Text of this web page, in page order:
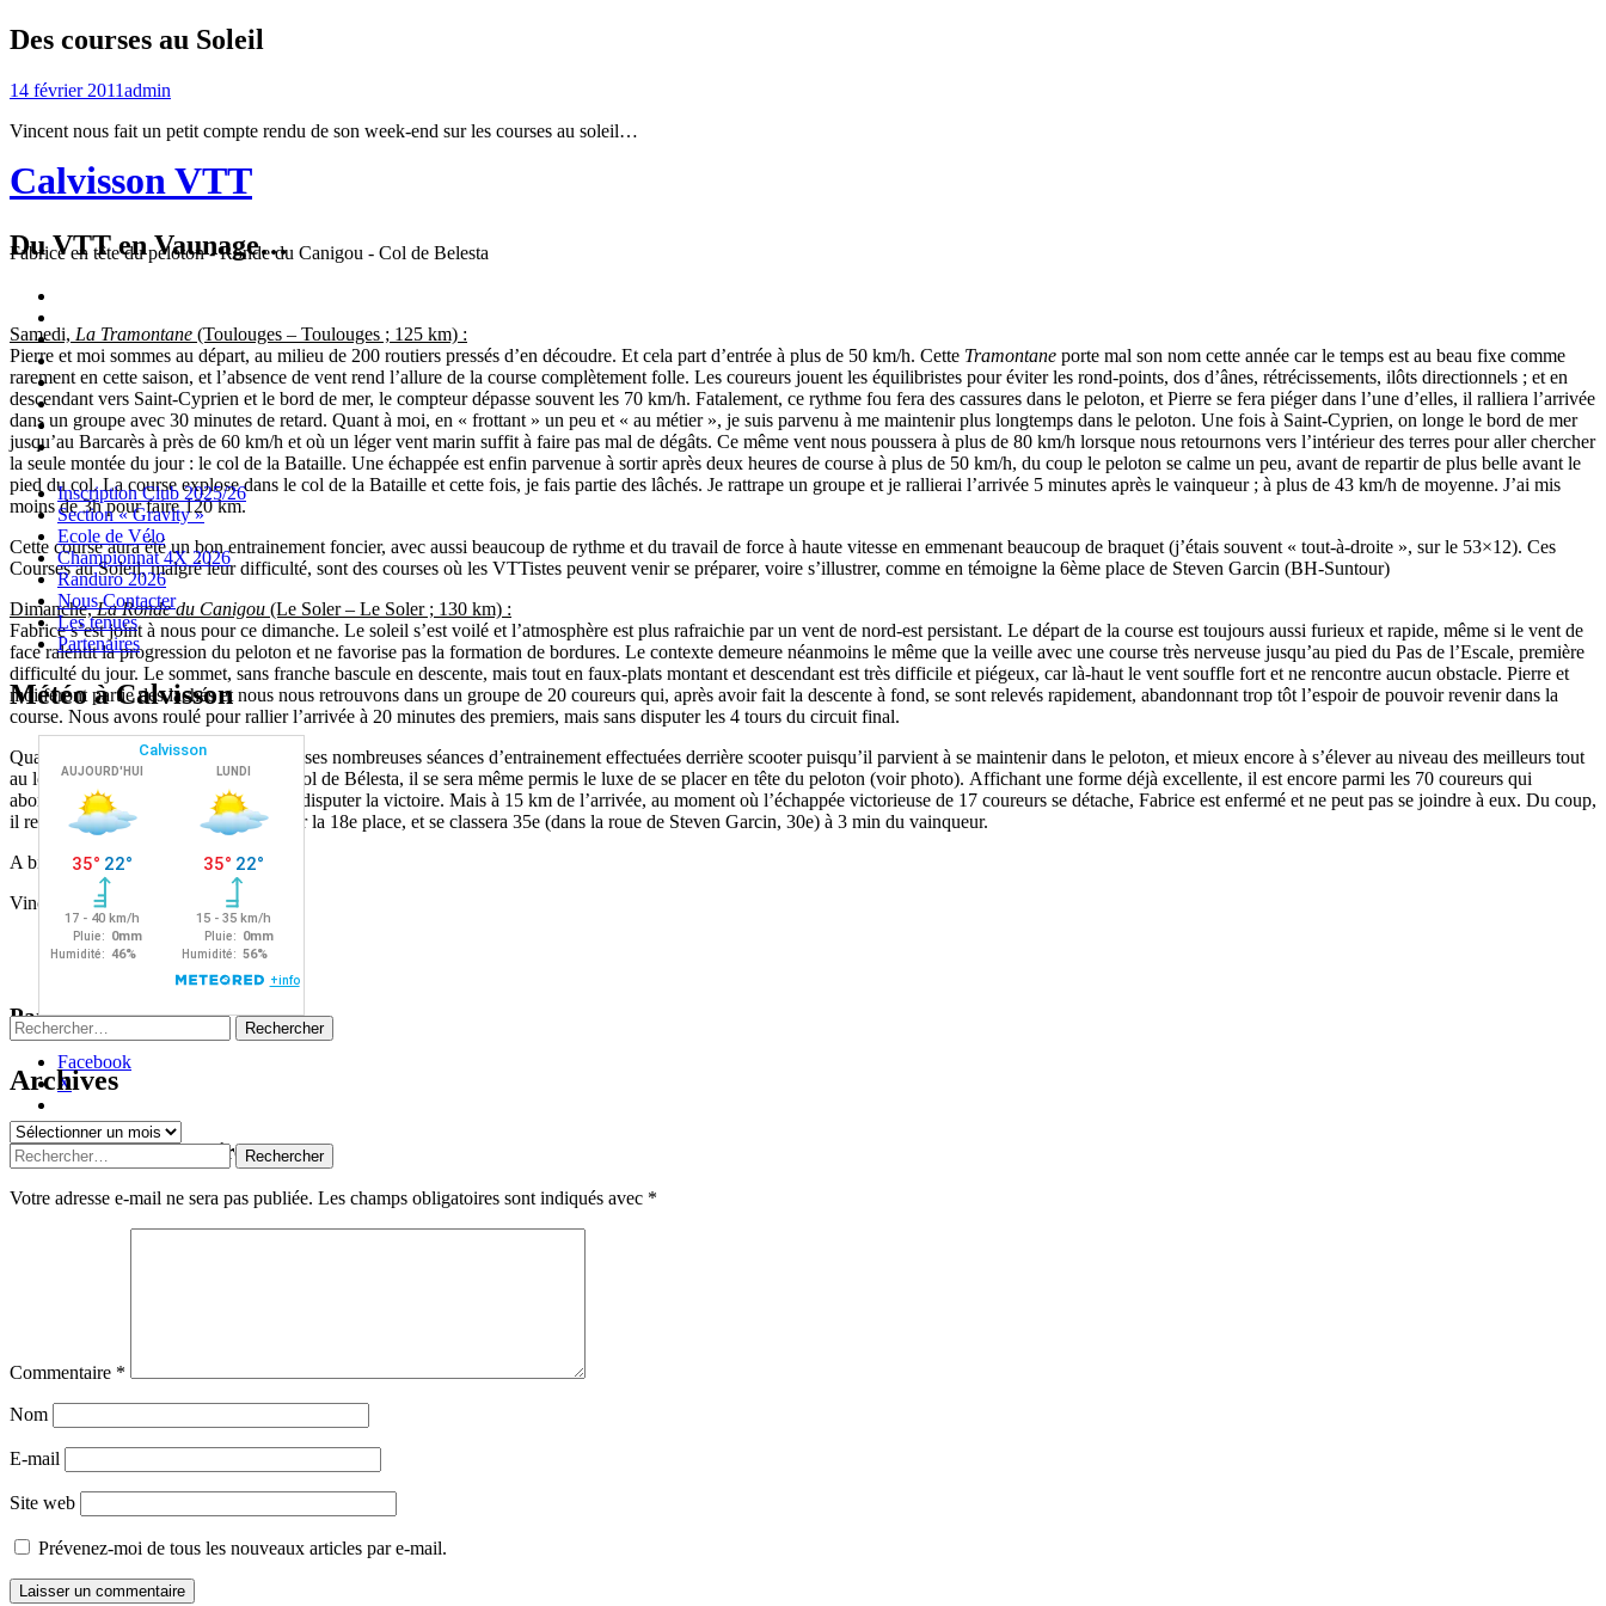
Calvisson VTT
Du VTT en Vaunage…
2025/26
« Gravity »
Ecole
de
Vélo
Championnat
4X
2026
Randuro
2026
Nous
Contacter
Les
tenues
Partenaires
Menu
Widgets
Recherche
Aller
au
contenu
Inscription Club 2025/26
Section « Gravity »
Ecole de Vélo
Championnat 4X 2026
Randuro 2026
Nous Contacter
Les tenues
Partenaires
Météo à Calvisson
Rechercher :
Archives
Archives
Rechercher :
Des courses au Soleil
14 février 2011admin
Vincent nous fait un petit compte rendu de son week-end sur les courses au soleil…
Fabrice en tête du peloton - Ronde du Canigou - Col de Belesta
Samedi, La Tramontane (Toulouges – Toulouges ; 125 km) :
Pierre et moi sommes au départ, au milieu de 200 routiers pressés d’en découdre. Et cela part d’entrée à plus de 50 km/h. Cette Tramontane porte mal son nom cette année car le temps est au beau fixe comme
rarement en cette saison, et l’absence de vent rend l’allure de la course complètement folle. Les coureurs jouent les équilibristes pour éviter les rond-points, dos d’ânes, rétrécissements, ilôts directionnels ; et en
descendant vers Saint-Cyprien et le bord de mer, le compteur dépasse souvent les 70 km/h. Fatalement, ce rythme fou fera des cassures dans le peloton, et Pierre se fera piéger dans l’une d’elles, il ralliera l’arrivée
dans un groupe avec 30 minutes de retard. Quant à moi, en « frottant » un peu et « au métier », je suis parvenu à me maintenir plus longtemps dans le peloton. Une fois à Saint-Cyprien, on longe le bord de mer
jusqu’au Barcarès à près de 60 km/h et où un léger vent marin suffit à faire pas mal de dégâts. Ce même vent nous poussera à plus de 80 km/h lorsque nous retournons vers l’intérieur des terres pour aller chercher
la seule montée du jour : le col de la Bataille. Une échappée est enfin parvenue à sortir après deux heures de course à plus de 50 km/h, du coup le peloton se calme un peu, avant de repartir de plus belle avant le
pied du col. La course explose dans le col de la Bataille et cette fois, je fais partie des lâchés. Je rattrape un groupe et je rallierai l’arrivée 5 minutes après le vainqueur ; à plus de 43 km/h de moyenne. J’ai mis
moins de 3h pour faire 120 km.
Cette course aura été un bon entrainement foncier, avec aussi beaucoup de rythme et du travail de force à haute vitesse en emmenant beaucoup de braquet (j’étais souvent « tout-à-droite », sur le 53×12). Ces
Courses au Soleil, malgré leur difficulté, sont des courses où les VTTistes peuvent venir se préparer, voire s’illustrer, comme en témoigne la 6ème place de Steven Garcin (BH-Suntour)
Dimanche,La Ronde du Canigou (Le Soler – Le Soler ; 130 km) :
Fabrice s’est joint à nous pour ce dimanche. Le soleil s’est voilé et l’atmosphère est plus rafraichie par un vent de nord-est persistant. Le départ de la course est toujours aussi furieux et rapide, même si le vent de
face ralentit la progression du peloton et ne favorise pas la formation de bordures. Le contexte demeure néanmoins le même que la veille avec une course très nerveuse jusqu’au pied du Pas de l’Escale, première
difficulté du jour. Le sommet, sans franche bascule en descente, mais tout en faux-plats montant et descendant est très difficile et piégeux, car là-haut le vent souffle fort et ne rencontre aucun obstacle. Pierre et
moi feront partie des lachés et nous nous retrouvons dans un groupe de 20 coureurs qui, après avoir fait la descente à fond, se sont relevés rapidement, abandonnant trop tôt l’espoir de pouvoir revenir dans la
course. Nous avons roulé pour rallier l’arrivée à 20 minutes des premiers, mais sans disputer les 4 tours du circuit final.
Quant à Fabrice, il a tiré le bénéfice de ses nombreuses séances d’entrainement effectuées derrière scooter puisqu’il parvient à se maintenir dans le peloton, et mieux encore à s’élever au niveau des meilleurs tout
au long de la course. Dans le difficile col de Bélesta, il se sera même permis le luxe de se placer en tête du peloton (voir photo). Affichant une forme déjà excellente, il est encore parmi les 70 coureurs qui
abordent en tête le circuit final pour se disputer la victoire. Mais à 15 km de l’arrivée, au moment où l’échappée victorieuse de 17 coureurs se détache, Fabrice est enfermé et ne peut pas se joindre à eux. Du coup,
il restera dans le peloton qui arrive pour la 18e place, et se classera 35e (dans la roue de Steven Garcin, 30e) à 3 min du vainqueur.
A bientôt.
Vincent.
Partager :
Facebook
X
Navigation
articles
←
→
Laisser un commentaire
Votre adresse e-mail ne sera pas publiée. Les champs obligatoires sont indiqués avec *
Commentaire *
Nom
E-mail
Site web
Prévenez-moi de tous les nouveaux articles par e-mail.